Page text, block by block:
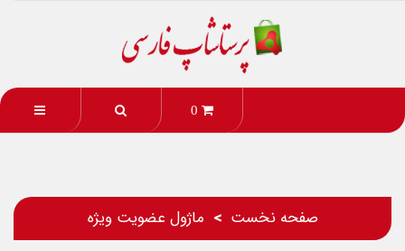
0
صفحه نخست ماژول عضویت ویژه